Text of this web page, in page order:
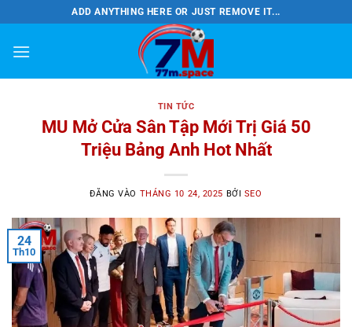
nội
ADD ANYTHING HERE OR JUST REMOVE IT...
TIN TỨC
MU Mở Cửa Sân Tập Mới Trị Giá 50
Triệu Bảng Anh Hot Nhất
ĐĂNG VÀO THÁNG 10 24, 2025 BỞI SEO
24
Th10